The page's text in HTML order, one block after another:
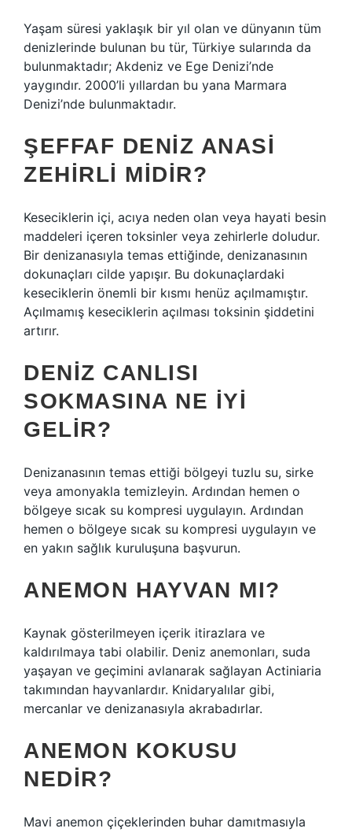
Yaşam süresi yaklaşık bir yıl olan ve dünyanın tüm
denizlerinde bulunan bu tür, Türkiye sularında da
bulunmaktadır; Akdeniz ve Ege Denizi’nde
yaygındır. 2000’li yıllardan bu yana Marmara
Denizi’nde bulunmaktadır.
ŞEFFAF DENIZ ANASI
ZEHIRLI MIDIR?
Keseciklerin içi, acıya neden olan veya hayati besin
maddeleri içeren toksinler veya zehirlerle doludur.
Bir denizanasıyla temas ettiğinde, denizanasının
dokunaçları cilde yapışır. Bu dokunaçlardaki
keseciklerin önemli bir kısmı henüz açılmamıştır.
Açılmamış keseciklerin açılması toksinin şiddetini
artırır.
DENIZ CANLISI
SOKMASINA NE IYI
GELIR?
Denizanasının temas ettiği bölgeyi tuzlu su, sirke
veya amonyakla temizleyin. Ardından hemen o
bölgeye sıcak su kompresi uygulayın. Ardından
hemen o bölgeye sıcak su kompresi uygulayın ve
en yakın sağlık kuruluşuna başvurun.
ANEMON HAYVAN MI?
Kaynak gösterilmeyen içerik itirazlara ve
kaldırılmaya tabi olabilir. Deniz anemonları, suda
yaşayan ve geçimini avlanarak sağlayan Actiniaria
takımından hayvanlardır. Knidaryalılar gibi,
mercanlar ve denizanasıyla akrabadırlar.
ANEMON KOKUSU
NEDIR?
Mavi anemon çiçeklerinden buhar damıtmasıyla